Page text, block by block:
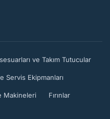
ve Takım Tutucular
Servis Ekipmanları
Makineleri Fırınlar